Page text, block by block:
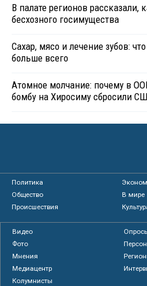
В палате регионов рассказали,
бесхозного госимущества
Сахар, мясо и лечение зубов:
больше всего
Атомное молчание: почему в
бомбу на Хиросиму сбросили
Политика
Общество
В мире
Происшествия
Видео
Фото
Мнения
Медиацентр
Колумнисты